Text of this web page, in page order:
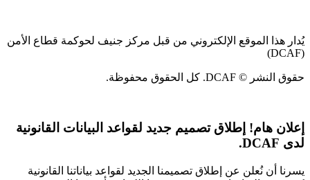
يُدار هذا الموقع الإلكتروني من قبل مركز جنيف لحوكمة قطاع الأمن
(DCAF)
حقوق النشر © DCAF. كل الحقوق محفوظة.
إعلان هام! إطلاق تصميم جديد لقواعد البيانات القانونية
لدى DCAF.
يسرنا أن نُعلن عن إطلاق تصميمنا الجديد لقواعد بياناتنا القانونية